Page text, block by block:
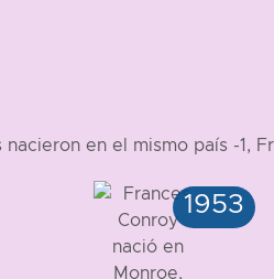
nacieron en el mismo país -1,